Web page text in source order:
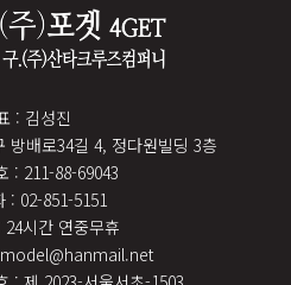
: 김성진
방배로34길 4, 정다원빌딩 3층
: 211-88-69043
: 02-851-5151
시간 연중무휴